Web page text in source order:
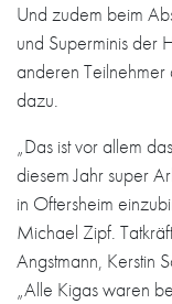
Und zudem beim
und Superminis der
anderen
dazu.
„Das ist vor allem
diesem Jahr super
in Oftersheim
Michael Zipf.
Angstmann, Kerstin
„Alle Kigas waren